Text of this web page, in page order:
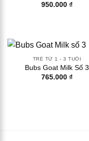
950.000 ₫
TRẺ TỪ 1 - 3 TUỔI
Bubs Goat Milk Số 3
765.000 ₫